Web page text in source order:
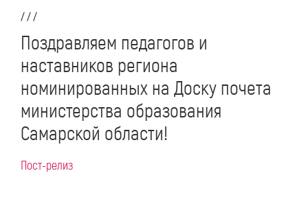
/ / /
Поздравляем педагогов и
наставников региона
номинированных на Доску почета
министерства образования
Самарской области!
Пост-релиз